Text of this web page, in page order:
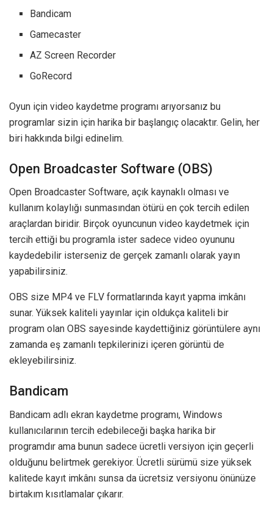
Bandicam
Gamecaster
AZ Screen Recorder
GoRecord
Oyun için video kaydetme programı arıyorsanız bu
programlar sizin için harika bir başlangıç olacaktır. Gelin, her
biri hakkında bilgi edinelim.
Open Broadcaster Software (OBS)
Open Broadcaster Software, açık kaynaklı olması ve
kullanım kolaylığı sunmasından ötürü en çok tercih edilen
araçlardan biridir. Birçok oyuncunun video kaydetmek için
tercih ettiği bu programla ister sadece video oyununu
kaydedebilir isterseniz de gerçek zamanlı olarak yayın
yapabilirsiniz.
OBS size MP4 ve FLV formatlarında kayıt yapma imkânı
sunar. Yüksek kaliteli yayınlar için oldukça kaliteli bir
program olan OBS sayesinde kaydettiğiniz görüntülere aynı
zamanda eş zamanlı tepkilerinizi içeren görüntü de
ekleyebilirsiniz.
Bandicam
Bandicam adlı ekran kaydetme programı, Windows
kullanıcılarının tercih edebileceği başka harika bir
programdır ama bunun sadece ücretli versiyon için geçerli
olduğunu belirtmek gerekiyor. Ücretli sürümü size yüksek
kalitede kayıt imkânı sunsa da ücretsiz versiyonu önünüze
birtakım kısıtlamalar çıkarır.